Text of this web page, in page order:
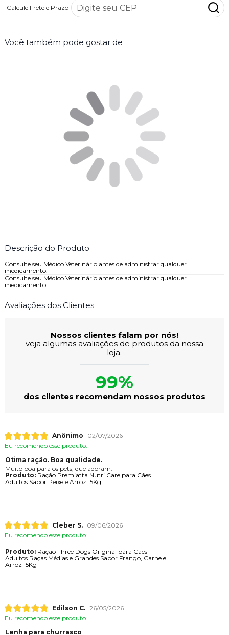
Calcule Frete e Prazo
Você também pode gostar de
Descrição do Produto
Consulte seu Médico Veterinário antes de administrar qualquer
medicamento.
Consulte seu Médico Veterinário antes de administrar qualquer
medicamento.
Avaliações dos Clientes
Nossos clientes falam por nós!
veja algumas avaliações de produtos da nossa
loja.
99%
dos clientes recomendam nossos produtos
Anônimo
02/07/2026
Eu recomendo esse produto.
Otima ração. Boa qualidade.
Muito boa para os pets, que adoram.
Produto:Ração Premiatta Nutri Care para Cães
Adultos Sabor Peixe e Arroz 15Kg
Cleber S.
09/06/2026
Eu recomendo esse produto.
Produto:Ração Three Dogs Original para Cães
Adultos Raças Médias e Grandes Sabor Frango, Carne e
Arroz 15Kg
Edilson C. 26/05/2026
Eu recomendo esse produto.
Lenha para churrasco